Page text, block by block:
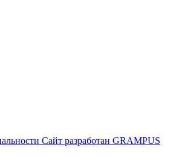
Сайт разработан GRAMPUS